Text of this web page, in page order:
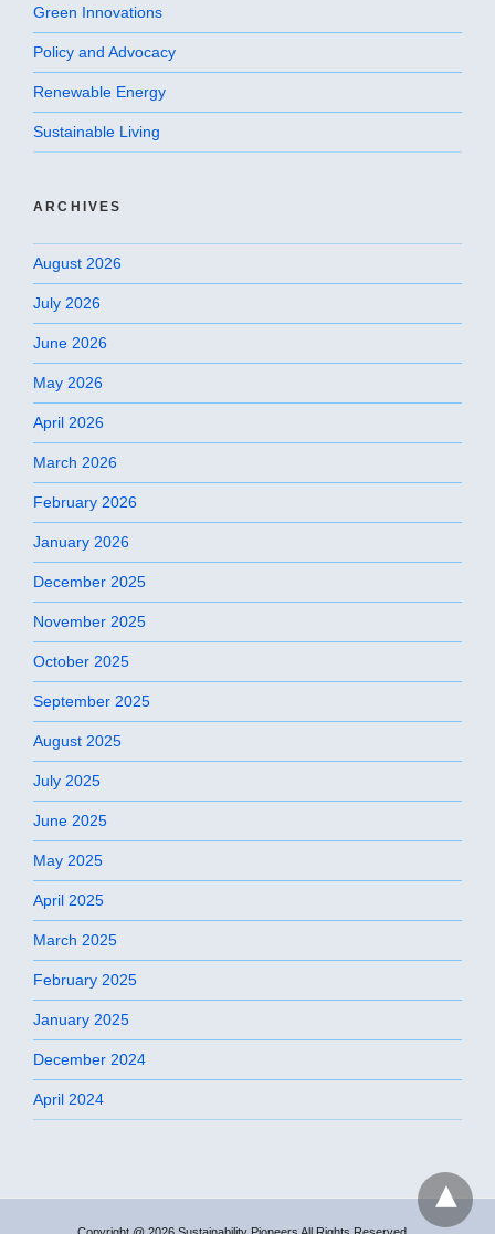
Green Innovations
Policy and Advocacy
Renewable Energy
Sustainable Living
ARCHIVES
August 2026
July 2026
June 2026
May 2026
April 2026
March 2026
February 2026
January 2026
December 2025
November 2025
October 2025
September 2025
August 2025
July 2025
June 2025
May 2025
April 2025
March 2025
February 2025
January 2025
December 2024
April 2024